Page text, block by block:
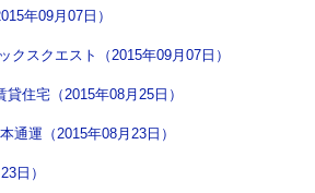
年09月07日）
スクエスト（2015年09月07日）
住宅（2015年08月25日）
通運（2015年08月23日）
日）